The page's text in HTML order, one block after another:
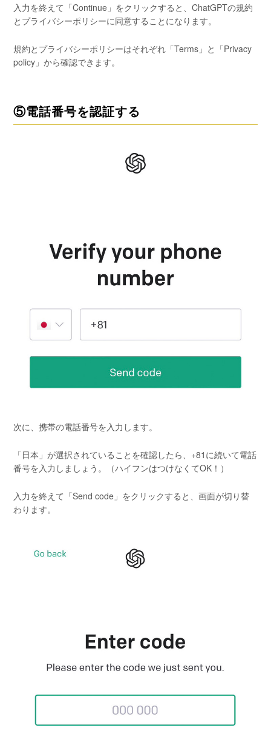
入力を終えて「Continue」をクリックすると、ChatGPTの規約
とプライバシーポリシーに同意することになります。
規約とプライバシーポリシーはそれぞれ「Terms」と「Privacy
policy」から確認できます。
⑤電話番号を認証する
次に、携帯の電話番号を入力します。
「日本」が選択されていることを確認したら、+81に続いて電話
番号を入力しましょう。（ハイフンはつけなくてOK！）
入力を終えて「Send code」をクリックすると、画面が切り替
わります。